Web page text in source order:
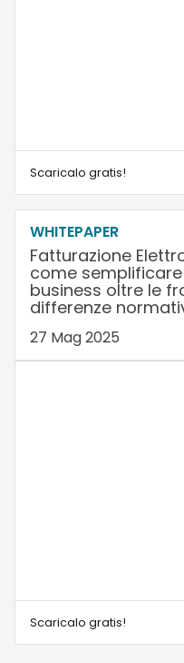
Scaricalo gratis!
WHITEPAPER
Fatturazione
come
business oltre le
differenze
27 Mag 2025
Scaricalo gratis!